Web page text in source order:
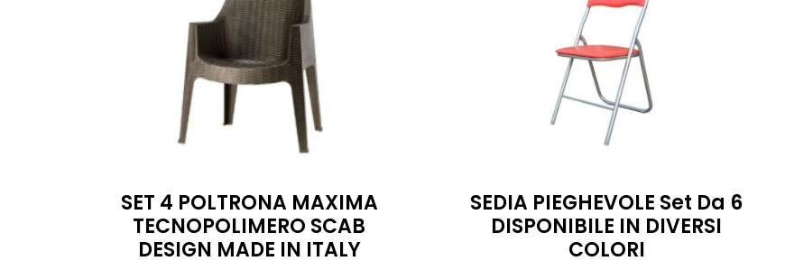
SET 4 POLTRONA MAXIMA
TECNOPOLIMERO SCAB
DESIGN MADE IN ITALY
SEDIA PIEGHEVOLE Set Da 6
DISPONIBILE IN DIVERSI
COLORI